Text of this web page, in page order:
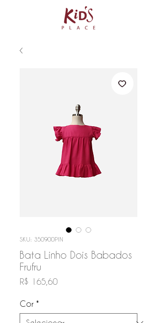
SKU: 350900PIN
Bata Linho Dois Babados
Frufru
R$ 165,60Preço
Cor *